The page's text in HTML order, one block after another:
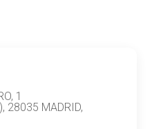
1
28035 MADRID,